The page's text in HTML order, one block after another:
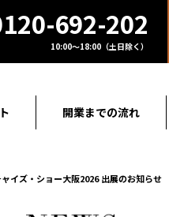
692-202
10:00～18:00（土日除く）
開業までの流れ
イズ・ショー大阪2026 出展のお知らせ